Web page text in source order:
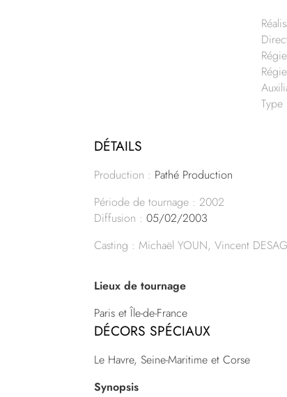
Type
DÉTAILS
Production : Pathé Production
Période de tournage : 2002
Diffusion : 05/02/2003
Casting : Michaël YOUN, Vincent
Lieux de tournage
Paris et Île-de-France
DÉCORS SPÉCIAUX
Le Havre, Seine-Maritime et Corse
Synopsis